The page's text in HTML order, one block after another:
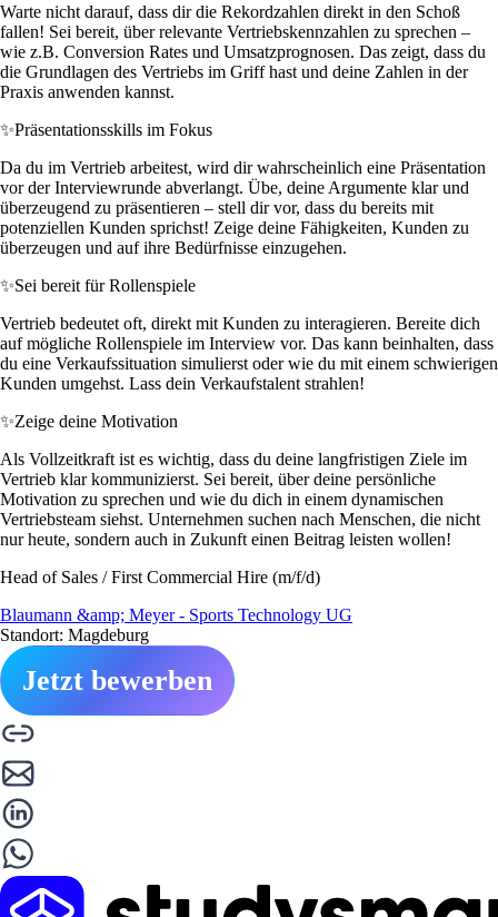
Warte nicht darauf, dass dir die Rekordzahlen direkt in den Schoß
fallen! Sei bereit, über relevante Vertriebskennzahlen zu sprechen –
wie z.B. Conversion Rates und Umsatzprognosen. Das zeigt, dass du
die Grundlagen des Vertriebs im Griff hast und deine Zahlen in der
Praxis anwenden kannst.
✨Präsentationsskills im Fokus
Da du im Vertrieb arbeitest, wird dir wahrscheinlich eine Präsentation
vor der Interviewrunde abverlangt. Übe, deine Argumente klar und
überzeugend zu präsentieren – stell dir vor, dass du bereits mit
potenziellen Kunden sprichst! Zeige deine Fähigkeiten, Kunden zu
überzeugen und auf ihre Bedürfnisse einzugehen.
✨Sei bereit für Rollenspiele
Vertrieb bedeutet oft, direkt mit Kunden zu interagieren. Bereite dich
auf mögliche Rollenspiele im Interview vor. Das kann beinhalten, dass
du eine Verkaufssituation simulierst oder wie du mit einem schwierigen
Kunden umgehst. Lass dein Verkaufstalent strahlen!
✨Zeige deine Motivation
Als Vollzeitkraft ist es wichtig, dass du deine langfristigen Ziele im
Vertrieb klar kommunizierst. Sei bereit, über deine persönliche
Motivation zu sprechen und wie du dich in einem dynamischen
Vertriebsteam siehst. Unternehmen suchen nach Menschen, die nicht
nur heute, sondern auch in Zukunft einen Beitrag leisten wollen!
Head of Sales / First Commercial Hire (m/f/d)
Blaumann &amp; Meyer - Sports Technology UG
Standort: Magdeburg
Jetzt bewerben